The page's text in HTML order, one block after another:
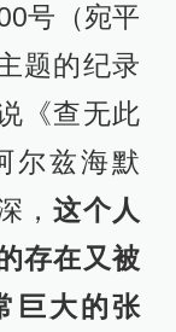
号（宛平
题的纪录
《查无此
尔兹海默
，这个人
存在又被
巨大的张